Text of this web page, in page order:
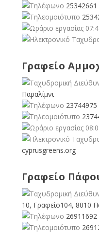
25342661
Γραφείο
Παραλίμνι
23744975
cyprusgreens.org
Γραφείο
10, Γραφείο104, 8010
26911692